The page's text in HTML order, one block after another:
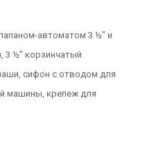
автоматом 3 ½" и
3 ½" корзинчатый
сифон с отводом для
машины, крепеж для